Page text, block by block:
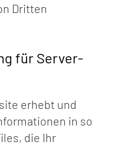
Dritten
für Server-
erhebt und
in so
die Ihr